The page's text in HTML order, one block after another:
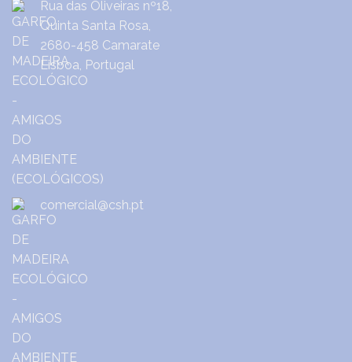
Rua das Oliveiras nº18,
Quinta Santa Rosa,
2680-458 Camarate
Lisboa, Portugal
comercial@csh.pt